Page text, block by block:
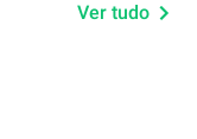
Ver tudo